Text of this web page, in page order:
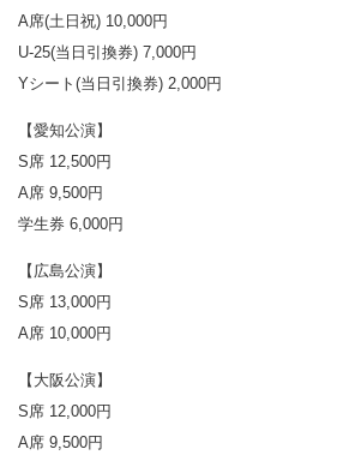
A席(土日祝) 10,000円
U-25(当日引換券) 7,000円
Yシート(当日引換券) 2,000円
【愛知公演】
S席 12,500円
A席 9,500円
学生券 6,000円
【広島公演】
S席 13,000円
A席 10,000円
【大阪公演】
S席 12,000円
A席 9,500円